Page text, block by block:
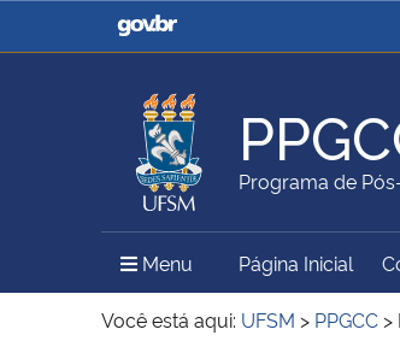
Casa Civil
Ministério da Agricultura,
Pecuária e Abastecimento
Ministério do Meio Ambiente
Programa de
Menu Menu Principal do
Página Inicial
Você está aqui: UFSM > PPGCC >